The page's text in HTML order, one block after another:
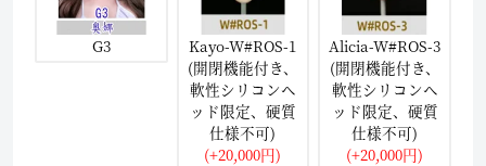
G3
Kayo-W#ROS-1
(開閉機能付き、
軟性シリコンヘ
ッド限定、硬質
仕様不可)
(+20,000円)
Alicia-W#ROS-3
(開閉機能付き、
軟性シリコンヘ
ッド限定、硬質
仕様不可)
(+20,000円)